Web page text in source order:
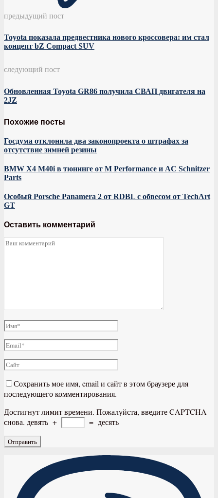
предыдущий пост
Toyota показала предвестника нового кроссовера: им стал
концепт bZ Compact SUV
следующий пост
Обновленная Toyota GR86 получила СВАП двигателя на
2JZ
Похожие посты
Госдума отклонила два законопроекта о штрафах за
отсутствие зимней резины
BMW X4 M40i в тюнинге от M Performance и AC Schnitzer
Parts
Особый Porsche Panamera 2 от RDBL с обвесом от TechArt
GT
Оставить комментарий
Сохранить мое имя, email и сайт в этом браузере для
последующего комментирования.
Достигнут лимит времени. Пожалуйста, введите CAPTCHA
снова. девять + = десять